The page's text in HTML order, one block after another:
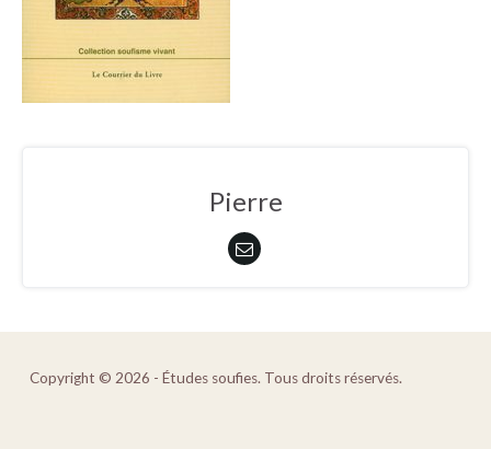
Pierre
Copyright © 2026 - Études soufies. Tous droits réservés.